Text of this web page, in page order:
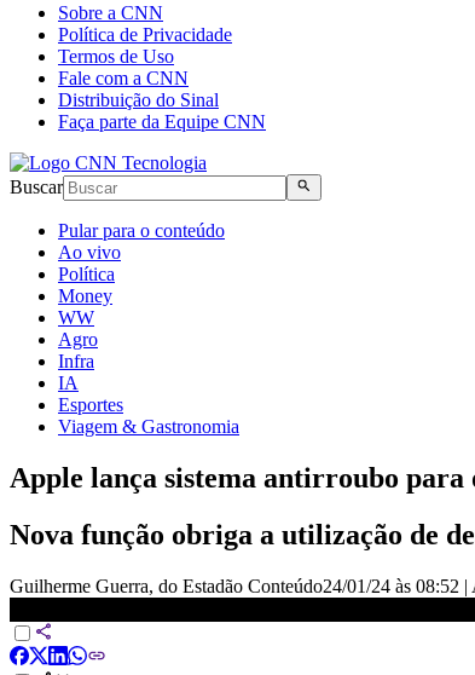
Sobre a CNN
Política de Privacidade
Termos de Uso
Fale com a CNN
Distribuição do Sinal
Faça parte da Equipe CNN
Buscar
Pular para o conteúdo
Ao vivo
Política
Money
WW
Agro
Infra
IA
Esportes
Viagem & Gastronomia
Apple lança sistema antirroubo para
Nova função obriga a utilização de
Guilherme Guerra, do Estadão Conteúdo24/01/24 às 08:52 |